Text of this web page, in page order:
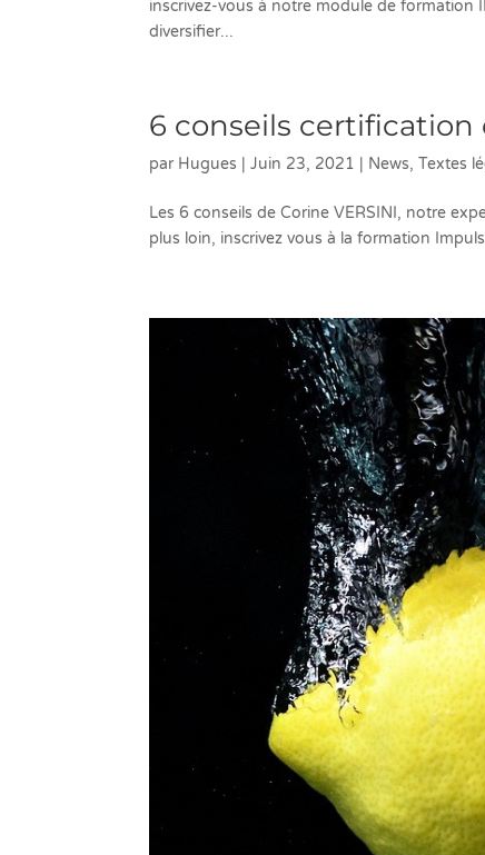
inscrivez-vous à notre module de formation
diversifier...
6 conseils
par Hugues |Juin 23, 2021 News,Textes
Les 6 conseils de Corine VERSINI, notre
plus loin, inscrivez vous à la formation